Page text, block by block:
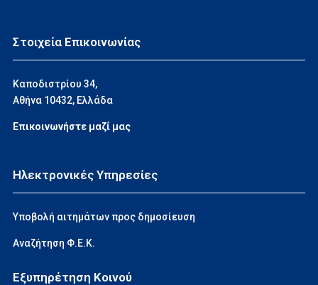
Στοιχεία Επικοινωνίας
Καποδιστρίου 34,
Αθήνα 10432, Ελλάδα
Επικοινωνήστε μαζί μας
Ηλεκτρονικές Υπηρεσίες
Υποβολή αιτημάτων προς δημοσίευση
Αναζήτηση Φ.Ε.Κ.
Εξυπηρέτηση Κοινού